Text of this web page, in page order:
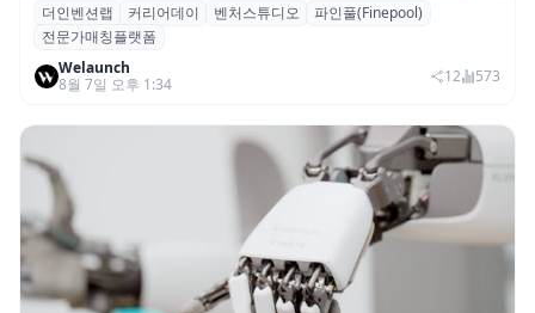
더인벤션랩·커리어데이, 스타트업 전문가 매
칭 플랫폼 ‘파인풀’ 출시
더인벤션랩 커리어데이 벤처스튜디오
파인풀(Finepool)
전문가매칭플랫폼
Welaunch
8월 7일 오후 1:34
12 573